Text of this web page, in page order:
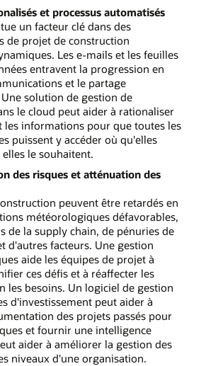
et processus automatisés
un facteur clé dans des
de projet de construction
Les e-mails et les feuilles
entravent la progression en
et le partage
solution de gestion de
le cloud peut aider à rationaliser
les informations pour que toutes les
puissent y accéder où qu'elles
le souhaitent.
des risques et atténuation des
peuvent être retardés en
météorologiques défavorables,
de la supply chain, de pénuries de
d'autres facteurs. Une gestion
aide les équipes de projet à
ces défis et à réaffecter les
les besoins. Un logiciel de gestion
d'investissement peut aider à
des projets passés pour
et fournir une intelligence
aider à améliorer la gestion des
niveaux d'une organisation.